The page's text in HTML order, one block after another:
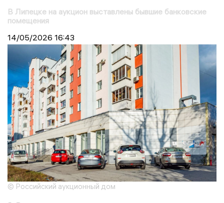
В Липецке на аукцион выставлены бывшие банковские
помещения
14/05/2026 16:43
© Российский аукционный дом